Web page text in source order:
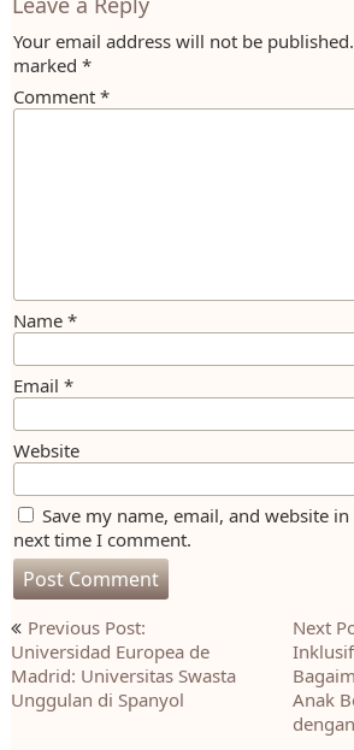
Your email address will not be published.
marked *
Comment *
Name *
Email *
Website
Save my name, email, and website
next time I comment.
Post
navigation
Previous Post:
Universidad Europea de
Madrid: Universitas Swasta
Unggulan di Spanyol
Next
Anak